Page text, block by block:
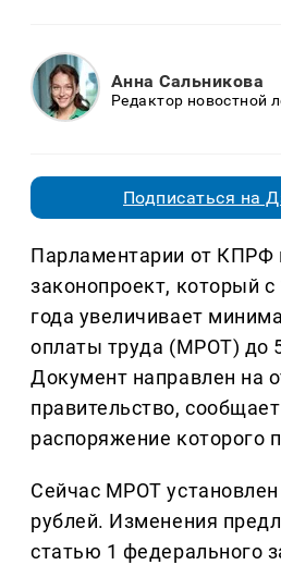
Анна Сальникова
Редактор новостной
Подписаться на
Парламентарии от КПРФ
законопроект, который с
года увеличивает
оплаты труда (МРОТ) до
Документ направлен на
правительство,
распоряжение которого
Сейчас МРОТ установлен
рублей. Изменения
статью 1 федерального